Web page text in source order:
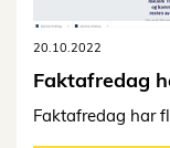
20.10.2022
Faktafredag
Faktafredag har